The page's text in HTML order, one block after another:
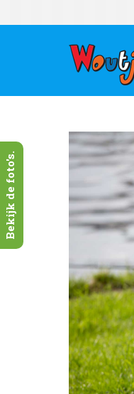
Bekijk de foto's.